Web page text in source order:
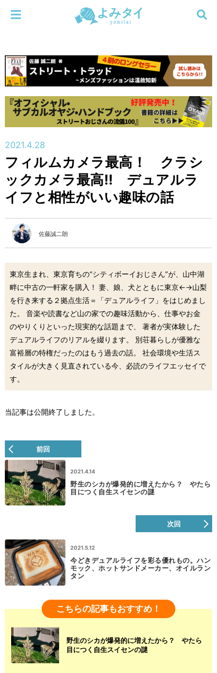
新着
連載
新刊
特集
編集部
検索する
メニューを閉じる
2021.4.28
フィルムカメラ最高！ クラシ
ックカメラ最高!! デュアルラ
イフと相性がいい趣味の話
佐藤誠二朗
東京生まれ、東京育ちの“シティボーイおじさん”が、山中湖
畔に中古の一軒家を購入！ 妻、娘、犬とともに東京←→山梨
を行き来する２拠点生活＝「デュアルライフ」をはじめまし
た。 音楽や読書など山の家での趣味活動から、仕事やお金
のやりくりといった現実的な話題まで、 著者が実体験した
デュアルライフのリアルを綴ります。 別荘暮らしが優雅な
富裕層の特権だったのはもう過去の話。 社会環境や生活ス
タイルが大きく見直されている今、必読のライフエッセイで
す。
当記事は公開終了しました。
前回
2021.4.14
野生のシカが爆発的に増えたから？ やたら
目につく自生スイセンの謎
次回
2021.5.12
今どきデュアルライフを彩る優れもの。ハン
モック、ホットサンドメーカー、オイルラン
タン
こちらの記事もおすすめ！
野生のシカが爆発的に増えたから？ やたら
目につく自生スイセンの謎